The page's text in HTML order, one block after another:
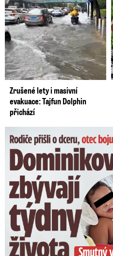
Zrušené lety i masivní
evakuace: Tajfun Dolphin
přichází
Dominikovi (8) zbývají týdny